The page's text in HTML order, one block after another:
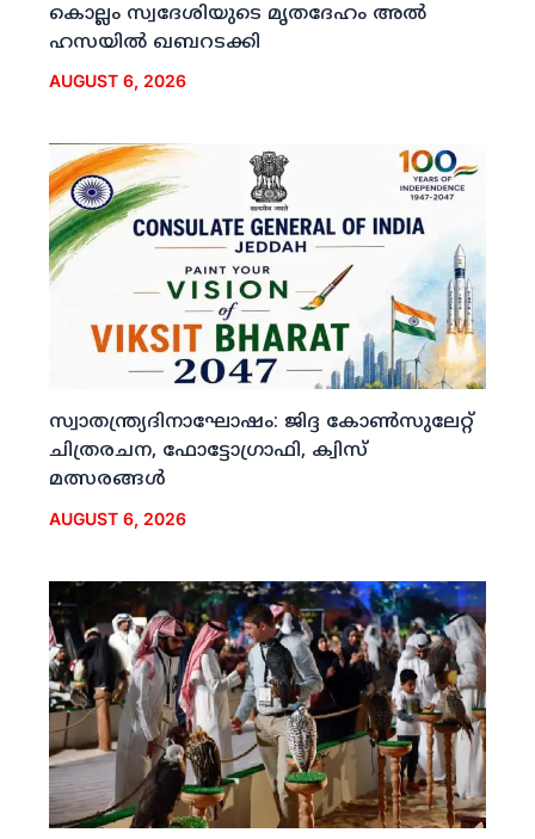
കൊല്ലം സ്വദേശിയുടെ മൃതദേഹം അല്‍
ഹസയില്‍ ഖബറടക്കി
AUGUST 6, 2026
സ്വാതന്ത്ര്യദിനാഘോഷം: ജിദ്ദ കോണ്‍സുലേറ്റ്
ചിത്രരചന, ഫോട്ടോഗ്രാഫി, ക്വിസ്
മത്സരങ്ങള്‍
AUGUST 6, 2026